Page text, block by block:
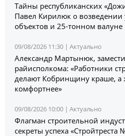
Тайны республиканских
Павел Кирилюк о
объектов и 25-тонном валуне
09/08/2026 11:30 | Актуально
Александр Мартынюк,
райисполкома: «Работники
делают Кобринщину краше, а
комфортнее»
09/08/2026 10:00 | Актуально
Флагман строительной
секреты успеха «Стройтреста